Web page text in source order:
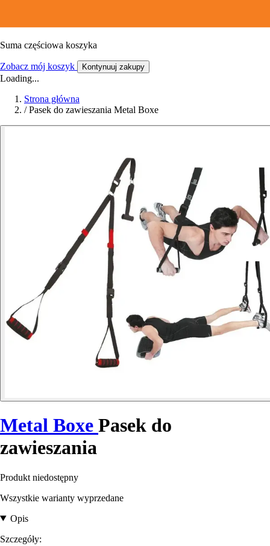
Suma częściowa koszyka
Zobacz mój koszyk Kontynuuj zakupy
Loading...
Strona główna
/ Pasek do zawieszania Metal Boxe
Metal Boxe Pasek do
zawieszania
Produkt niedostępny
Wszystkie warianty wyprzedane
Opis
Szczegóły: